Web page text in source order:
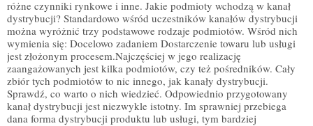
różne czynniki rynkowe i inne. Jakie podmioty wchodzą w kanał
dystrybucji? Standardowo wśród uczestników kanałów dystrybucji
można wyróżnić trzy podstawowe rodzaje podmiotów. Wśród nich
wymienia się: Docelowo zadaniem Dostarczenie towaru lub usługi
jest złożonym procesem.Najczęściej w jego realizację
zaangażowanych jest kilka podmiotów, czy też pośredników. Cały
zbiór tych podmiotów to nic innego, jak kanały dystrybucji.
Sprawdź, co warto o nich wiedzieć. Odpowiednio przygotowany
kanał dystrybucji jest niezwykle istotny. Im sprawniej przebiega
dana forma dystrybucji produktu lub usługi, tym bardziej